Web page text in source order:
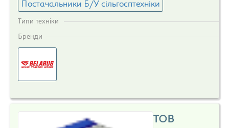
Постачальники Б/У сільгосптехніки
Типи техніки
Бренди
ТОВ